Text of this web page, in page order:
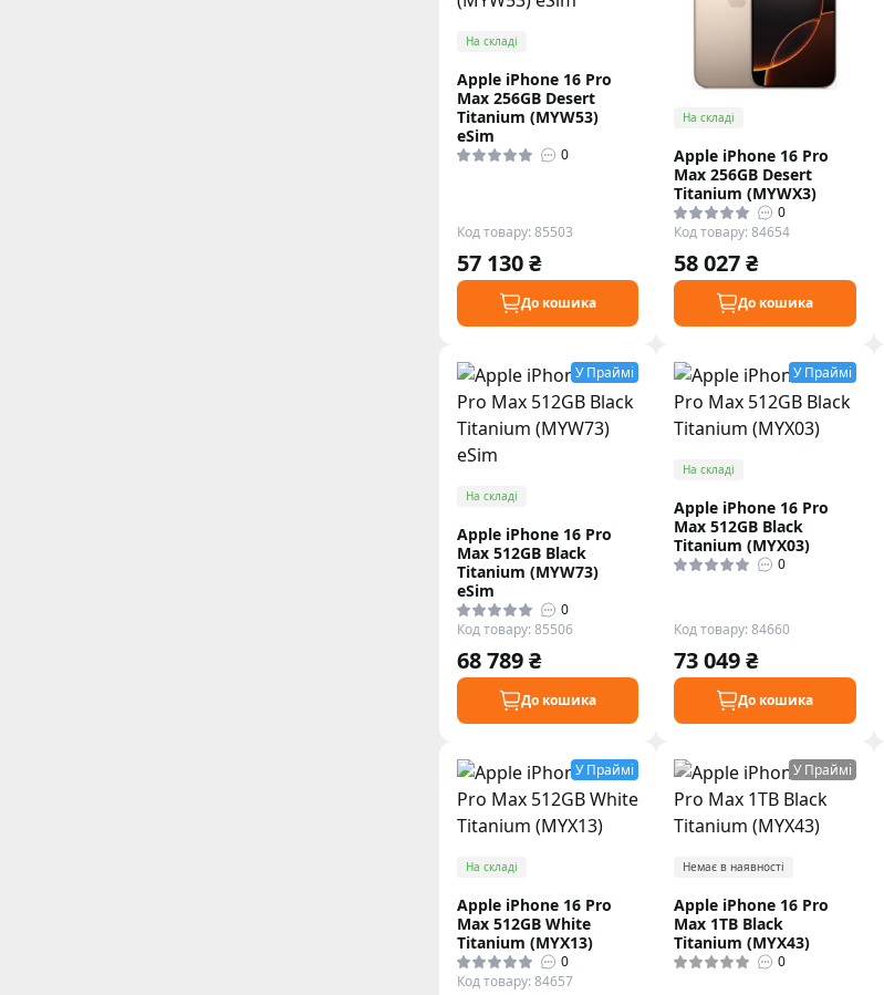
На складі
Apple iPhone 16 Pro
Max 256GB Desert
Titanium (MYW53)
eSim
0
Код товару: 85503
57 130 ₴
До кошика
На складі
Apple iPhone 16 Pro
Max 256GB Desert
Titanium (MYWX3)
0
Код товару: 84654
58 027 ₴
До кошика
У Праймі
На складі
Apple iPhone 16 Pro
Max 512GB Black
Titanium (MYW73)
eSim
0
Код товару: 85506
68 789 ₴
До кошика
У Праймі
На складі
Apple iPhone 16 Pro
Max 512GB Black
Titanium (MYX03)
0
Код товару: 84660
73 049 ₴
До кошика
У Праймі
На складі
Apple iPhone 16 Pro
Max 512GB White
Titanium (MYX13)
0
Код товару: 84657
У Праймі
Немає в наявності
Apple iPhone 16 Pro
Max 1TB Black
Titanium (MYX43)
0